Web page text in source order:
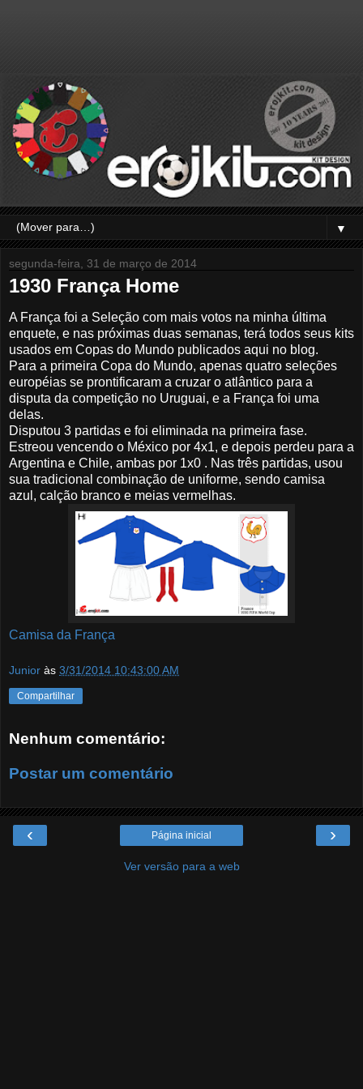
▼
segunda-feira, 31 de março de 2014
1930 França Home
A França foi a Seleção com mais votos na minha última
enquete, e nas próximas duas semanas, terá todos seus kits
usados em Copas do Mundo publicados aqui no blog.
Para a primeira Copa do Mundo, apenas quatro seleções
européias se prontificaram a cruzar o atlântico para a
disputa da competição no Uruguai, e a França foi uma
delas.
Disputou 3 partidas e foi eliminada na primeira fase.
Estreou vencendo o México por 4x1, e depois perdeu para a
Argentina e Chile, ambas por 1x0 . Nas três partidas, usou
sua tradicional combinação de uniforme, sendo camisa
azul, calção branco e meias vermelhas.
Camisa da França
Junior às 3/31/2014 10:43:00 AM
Compartilhar
Nenhum comentário:
Postar um comentário
‹ ›
Página inicial
Ver versão para a web